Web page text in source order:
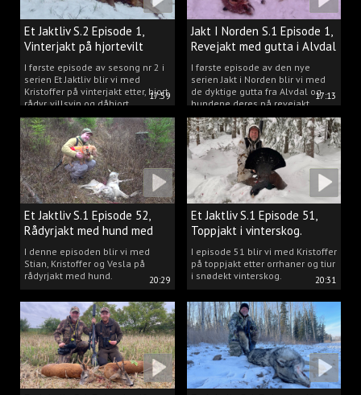
17:59
Et Jaktliv S.2 Episode 1,
Vinterjakt på hjortevilt
I første episode av sesong nr 2 i
serien Et Jaktliv blir vi med
Kristoffer på vinterjakt etter, hjort,
rådyr, villsvin og dåhjort.
17:13
Jakt I Norden S.1 Episode 1,
Revejakt med gutta i Alvdal
I første episode av den nye
serien Jakt i Norden blir vi med
de dyktige gutta fra Alvdal og
hundene deres på revejakt.
20:29
Et Jaktliv S.1 Episode 52,
Rådyrjakt med hund med
Stian, Kristoffer og Vesla
I denne episoden blir vi med
Stian, Kristoffer og Vesla på
rådyrjakt med hund.
20:31
Et Jaktliv S.1 Episode 51,
Toppjakt i vinterskog.
I episode 51 blir vi med Kristoffer
på toppjakt etter orrhaner og tiur
i snødekt vinterskog.